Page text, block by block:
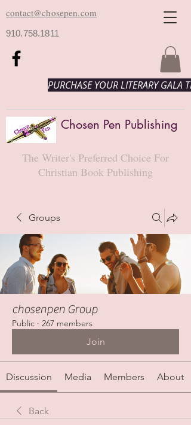
contact@chosepen.com
910.758.1811
PURCHASE YOUR LITERARY GALA
Chosen Pen Publishing
The Writer's Preferred Choice For
Christian Book Publishing
Groups
chosenpen Group
Public · 267 members
Join
Discussion Media Members About
Back